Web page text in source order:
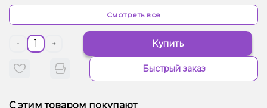
Лёд/Холодок, Яблоко Лимонад, Цитрусы
Киви, Лайм, Мята, Яблоко
Грейпфрут, Клубника, Малина Арахис
Смотреть все
- + Купить
Быстрый заказ
С этим товаром покупают